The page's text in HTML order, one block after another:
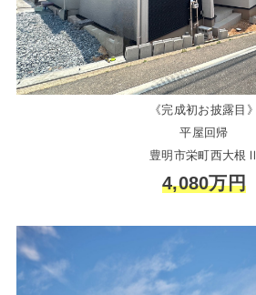
《完成初お披露目》
平屋回帰
豊明市栄町西大根Ⅱ
4,080万円